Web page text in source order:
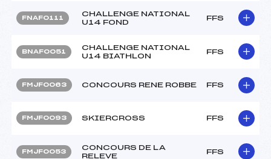
FNAF0111
CHALLENGE NATIONAL
U14 FOND
FFS
BNAF0051
CHALLENGE NATIONAL
U14 BIATHLON
FFS
FMJF0063 CONCOURS RENE ROBBE FFS
FMJF0093 SKIERCROSS FFS
FMJF0053
CONCOURS DE LA
RELEVE
FFS